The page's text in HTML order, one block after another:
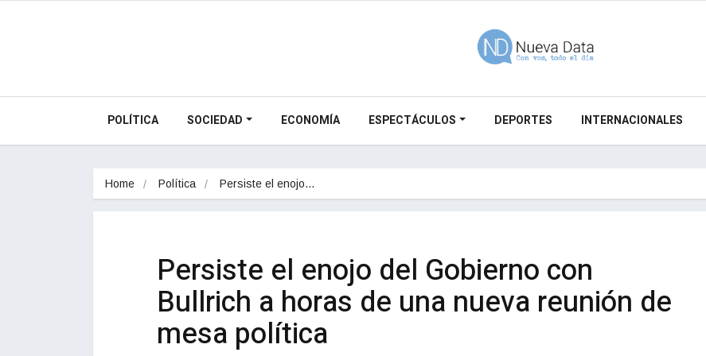
POLÍTICA SOCIEDAD ECONOMÍA ESPECTÁCULOS DEPORTES INTERNACIONALES
Home Política Persiste el enojo…
Persiste el enojo del Gobierno con
Bullrich a horas de una nueva reunión de
mesa política